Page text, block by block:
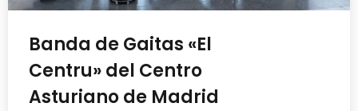
Banda de Gaitas «El
Centru» del Centro
Asturiano de Madrid